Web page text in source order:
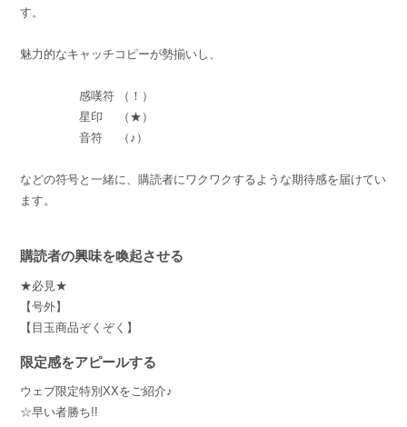
す。
魅力的なキャッチコピーが勢揃いし、
感嘆符 （！）
星印 （★）
音符 （♪）
などの符号と一緒に、購読者にワクワクするような期待感を届けてい
ます。
購読者の興味を喚起させる
★必見★
【号外】
【目玉商品ぞくぞく】
限定感をアピールする
ウェブ限定特別XXをご紹介♪
☆早い者勝ち!!